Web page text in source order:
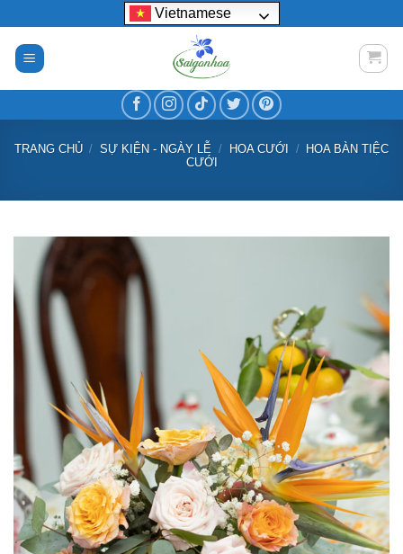
nội
dung
Vietnamese
TRANG CHỦ / SỰ KIỆN - NGÀY LỄ / HOA CƯỚI /
HOA BÀN TIỆC
CƯỚI